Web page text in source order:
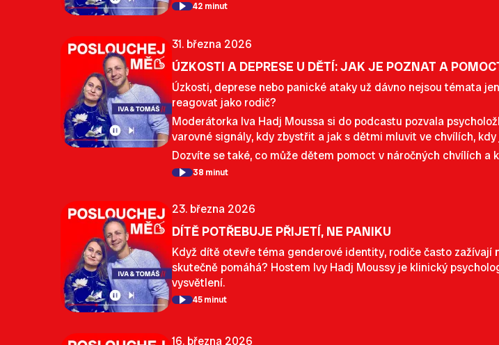
42 minut
31. března 2026
ÚZKOSTI A DEPRESE U DĚTÍ: JAK JE POZNAT A
Úzkosti, deprese nebo panické ataky už dávno nejsou témata
reagovat jako rodič?
Moderátorka Iva Hadj Moussa si do podcastu pozvala
varovné signály, kdy zbystřit a jak s dětmi mluvit ve chvílích,
Dozvíte se také, co může dětem pomoct v náročných chvílích a
38 minut
23. března 2026
DÍTĚ POTŘEBUJE PŘIJETÍ, NE PANIKU
Když dítě otevře téma genderové identity, rodiče často
skutečně pomáhá? Hostem Ivy Hadj Moussy je klinický
vysvětlení.
45 minut
16. března 2026